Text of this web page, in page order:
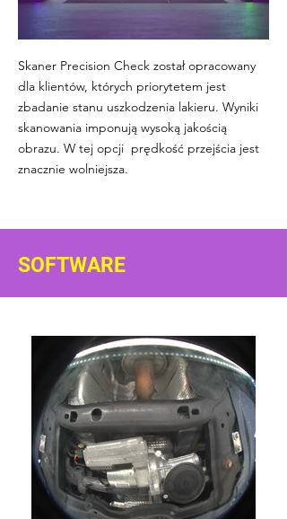
Skaner Precision Check został opracowany
dla klientów, których priorytetem jest
zbadanie stanu uszkodzenia lakieru. Wyniki
skanowania imponują wysoką jakością
obrazu. W tej opcji prędkość przejścia jest
znacznie wolniejsza.
SOFTWARE